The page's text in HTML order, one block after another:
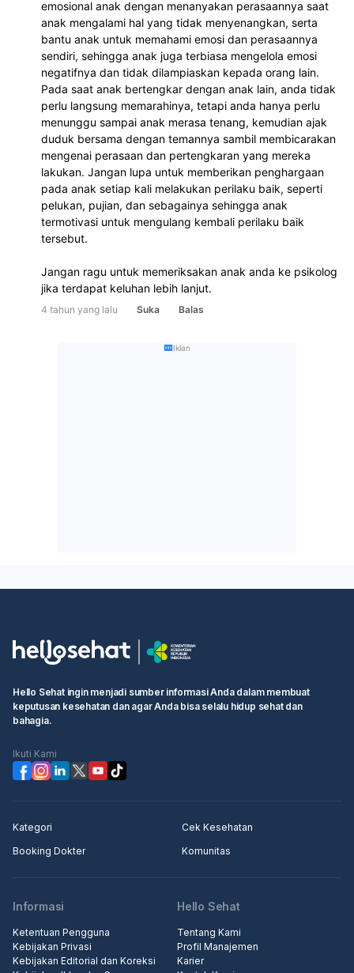
emosional anak dengan menanyakan perasaannya saat
anak mengalami hal yang tidak menyenangkan, serta
bantu anak untuk memahami emosi dan perasaannya
sendiri, sehingga anak juga terbiasa mengelola emosi
negatifnya dan tidak dilampiaskan kepada orang lain.
Pada saat anak bertengkar dengan anak lain, anda tidak
perlu langsung memarahinya, tetapi anda hanya perlu
menunggu sampai anak merasa tenang, kemudian ajak
duduk bersama dengan temannya sambil membicarakan
mengenai perasaan dan pertengkaran yang mereka
lakukan. Jangan lupa untuk memberikan penghargaan
pada anak setiap kali melakukan perilaku baik, seperti
pelukan, pujian, dan sebagainya sehingga anak
termotivasi untuk mengulang kembali perilaku baik
tersebut.
Jangan ragu untuk memeriksakan anak anda ke psikolog
jika terdapat keluhan lebih lanjut.
4 tahun yang lalu Suka Balas
Iklan
Hello Sehat ingin menjadi sumber informasi Anda dalam membuat
keputusan kesehatan dan agar Anda bisa selalu hidup sehat dan
bahagia.
Ikuti Kami
Kategori
Cek Kesehatan
Booking Dokter
Komunitas
Informasi
Ketentuan Pengguna
Kebijakan Privasi
Kebijakan Editorial dan Koreksi
Hello Sehat
Tentang Kami
Profil Manajemen
Karier